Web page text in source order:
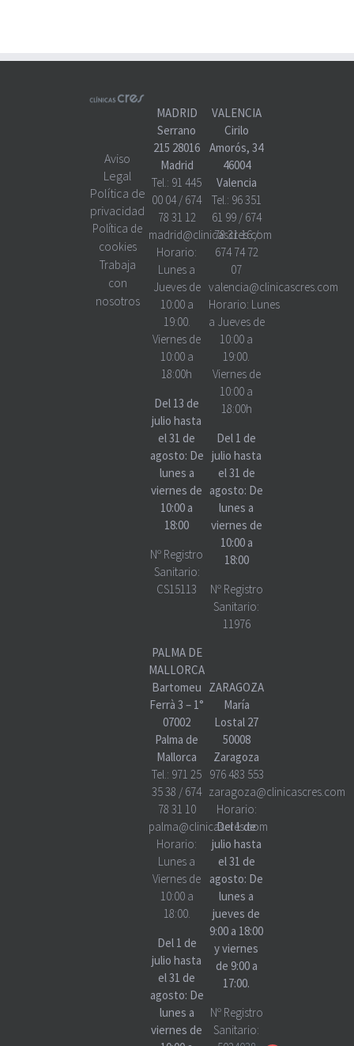
Aviso
Legal
Política de
privacidad
Política de
cookies
Trabaja
con
nosotros
MADRID
Serrano
215 28016
Madrid
Tel.: 91 445
00 04/ 674
78 31 12
madrid@clinicascres.com
Horario:
Lunes a
Jueves de
10:00 a
19:00.
Viernes de
10:00 a
18:00h
Del 13 de
julio hasta
el 31 de
agosto: De
lunes a
viernes de
10:00 a
18:00
Nº Registro
Sanitario:
CS15113
PALMA DE
MALLORCA
Bartomeu
Ferrà 3 – 1°
07002
Palma de
Mallorca
Tel.: 971 25
35 38 / 674
78 31 10
palma@clinicascres.com
Horario:
Lunes a
Viernes de
10:00 a
18:00.
Del 1 de
julio hasta
el 31 de
agosto: De
lunes a
viernes de
VALENCIA
Cirilo
Amorós, 34
46004
Valencia
Tel.: 96 351
61 99/ 674
78 31 16/
674 74 72
07
valencia@clinicascres.com
Horario: Lunes
a Jueves de
10:00 a
19:00.
Viernes de
10:00 a
18:00h
Del 1 de
julio hasta
el 31 de
agosto: De
lunes a
viernes de
10:00 a
18:00
Nº Registro
Sanitario:
11976
ZARAGOZA
María
Lostal 27
50008
Zaragoza
976 483 553
zaragoza@clinicascres.com
Horario:
Del 1 de
julio hasta
el 31 de
agosto: De
lunes a
jueves de
9:00 a 18:00
y viernes
de 9:00 a
17:00.
Nº Registro
Sanitario: